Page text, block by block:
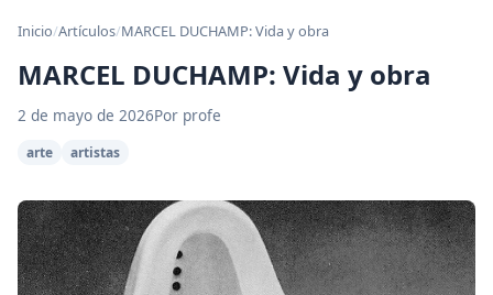
Inicio/Artículos/MARCEL DUCHAMP: Vida y obra
MARCEL DUCHAMP: Vida y obra
2 de mayo de 2026Por profe
arte artistas